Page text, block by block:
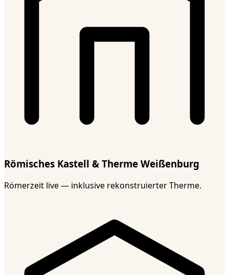
Römisches Kastell & Therme Weißenburg
Römerzeit live — inklusive rekonstruierter Therme.